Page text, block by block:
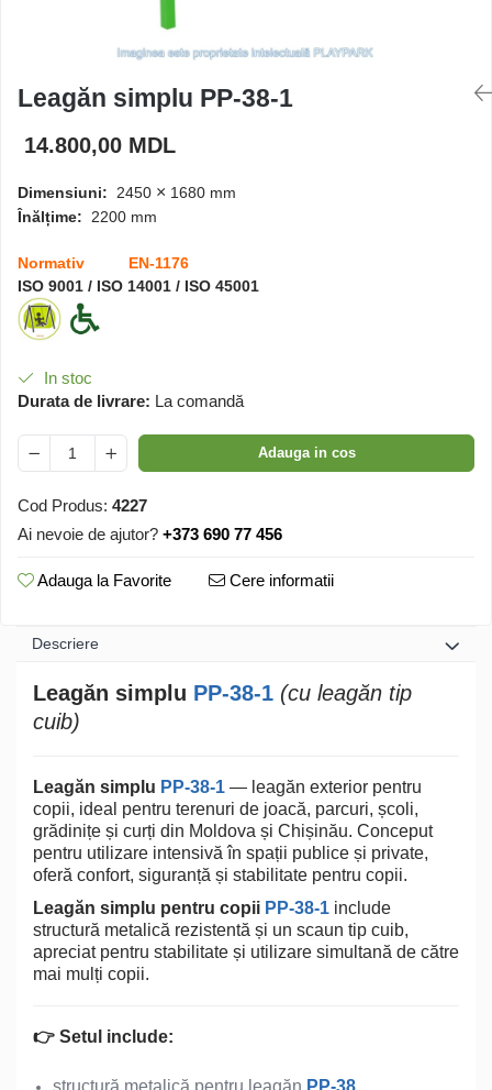
Căsuțe de joacă
Mese și bănci pentru copii
Echipamente pentru
grădinițe
Leagăn simplu PP-38-1
14.800,00 MDL
Dimensiuni: 2450 × 1680 mm
Înălțime: 2200 mm
Normativ EN-1176
ISO 9001 / ISO 14001 / ISO 45001
In stoc
Durata de livrare: La comandă
Adauga in cos
Cod Produs: 4227
Ai nevoie de ajutor? +373 690 77 456
Adauga la Favorite Cere informatii
Descriere
Leagăn simplu PP-38-1 (cu leagăn tip
cuib)
Leagăn simplu PP-38-1 — leagăn exterior pentru
copii, ideal pentru terenuri de joacă, parcuri, școli,
grădinițe și curți din Moldova și Chișinău. Conceput
pentru utilizare intensivă în spații publice și private,
oferă confort, siguranță și stabilitate pentru copii.
Leagăn simplu pentru copii PP-38-1 include
structură metalică rezistentă și un scaun tip cuib,
apreciat pentru stabilitate și utilizare simultană de către
mai mulți copii.
👉 Setul include:
structură metalică pentru leagăn PP-38